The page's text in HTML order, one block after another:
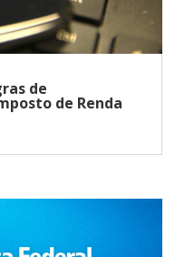
de
de Renda